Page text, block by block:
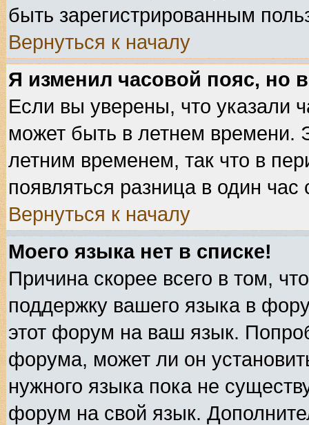
быть зарегистрированным
Вернуться к началу
Я изменил часовой пояс, но
Если вы уверены, что указали
может быть в летнем времени.
летним временем, так что в
появляться разница в один
Вернуться к началу
Моего языка нет в списке!
Причина скорее всего в том,
поддержку вашего языка в
этот форум на ваш язык.
форума, может ли он
нужного языка пока не
форум на свой язык.